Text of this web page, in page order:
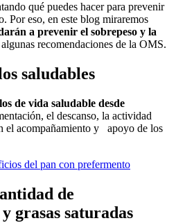
qué puedes hacer para prevenir
Por eso, en este blog miraremos
a prevenir el sobrepeso y la
recomendaciones de la OMS.
saludables
de vida saludable desde
el descanso, la actividad
el acompañamiento y apoyo de los
del pan con prefermento
de
grasas saturadas